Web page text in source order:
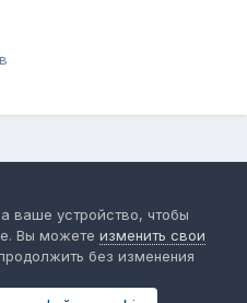
транспорта
Community
ваше устройство, чтобы
Вы можете изменить свои
без изменения